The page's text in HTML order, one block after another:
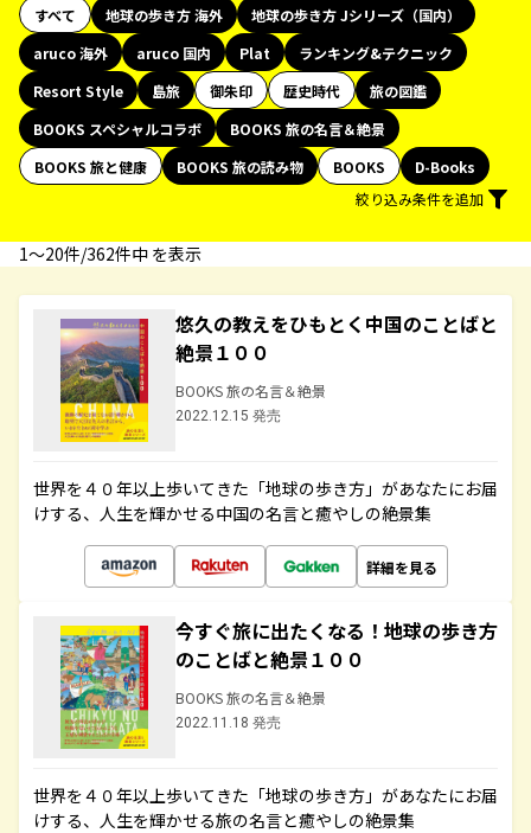
すべて 地球の歩き方 海外
地球の歩き方 Jシリーズ（国内）
aruco 海外
aruco 国内 Plat
ランキング&テクニック
Resort Style
島旅 御朱印 歴史時代
旅の図鑑
BOOKS スペシャルコラボ
BOOKS 旅の名言＆絶景
BOOKS 旅と健康
BOOKS 旅の読み物 BOOKS
D-Books
絞り込み条件を追加
1〜20件/362件中 を表示
悠久の教えをひもとく中国のことばと
絶景１００
BOOKS 旅の名言＆絶景
2022.12.15 発売
世界を４０年以上歩いてきた「地球の歩き方」があなたにお届
けする、人生を輝かせる中国の名言と癒やしの絶景集
詳細を見る
今すぐ旅に出たくなる！地球の歩き方
のことばと絶景１００
BOOKS 旅の名言＆絶景
2022.11.18 発売
世界を４０年以上歩いてきた「地球の歩き方」があなたにお届
けする、人生を輝かせる旅の名言と癒やしの絶景集